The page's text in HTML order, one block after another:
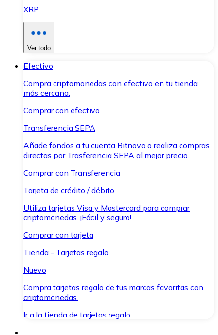
XRP
Ver todo
Efectivo
Compra criptomonedas con efectivo en tu tienda
más cercana.
Comprar con efectivo
Transferencia SEPA
Añade fondos a tu cuenta Bitnovo o realiza compras
directas por Trasferencia SEPA al mejor precio.
Comprar con Transferencia
Tarjeta de crédito / débito
Utiliza tarjetas Visa y Mastercard para comprar
criptomonedas. ¡Fácil y seguro!
Comprar con tarjeta
Tienda - Tarjetas regalo
Nuevo
Compra tarjetas regalo de tus marcas favoritas con
criptomonedas.
Ir a la tienda de tarjetas regalo